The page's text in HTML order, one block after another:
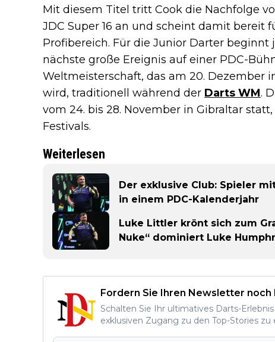
Mit diesem Titel tritt Cook die Nachfolge
JDC Super 16 an und scheint damit bereit
Profibereich. Für die Junior Darter beginnt
nächste große Ereignis auf einer PDC-
Weltmeisterschaft, das am 20. Dezember
wird, traditionell während der Darts WM.
vom 24. bis 28. November in Gibraltar
Festivals.
Weiterlesen
Der exklusive Club: Spieler
in einem PDC-Kalenderjahr
Luke Littler krönt sich zum
Nuke“ dominiert Luke
Fordern Sie Ihren Newsletter noch
Schalten Sie Ihr ultimatives Darts-
exklusiven Zugang zu den Top-Stories zu